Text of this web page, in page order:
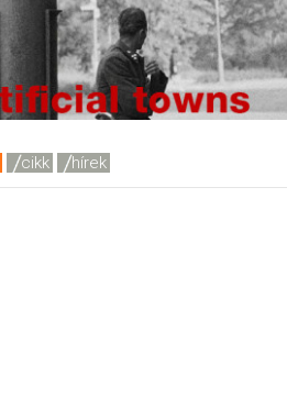
cikk hírek